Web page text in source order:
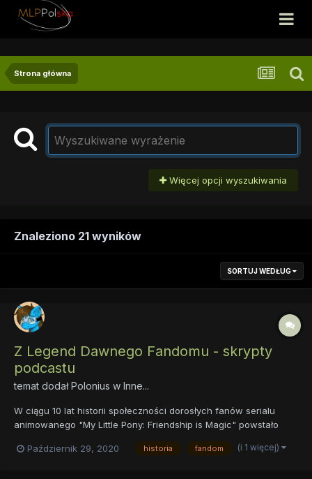
Strona główna
Więcej opcji wyszukiwania
Znaleziono 21 wyników
SORTUJ WEDŁUG
Z Legend Dawnego Fandomu - skrypty
podcastu
temat dodałPolonius w Inne...
W ciągu 10 lat historii społeczności dorosłych fanów serialu
animowanego "My Little Pony: Friendship is Magic" powstało
publikacji naukowych poświęconych fandomowi. Sami
Październik 29, 2020 historia fandom (i 1 więcej)